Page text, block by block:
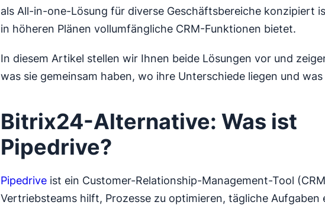
als All-in-one-Lösung für diverse Geschäftsbereiche konzipiert
in höheren Plänen vollumfängliche CRM-Funktionen bietet.
In diesem Artikel stellen wir Ihnen beide Lösungen vor und
was sie gemeinsam haben, wo ihre Unterschiede liegen und
Bitrix24-Alternative: Was ist
Pipedrive?
Pipedrive ist ein Customer-Relationship-Management-Tool
Vertriebsteams hilft, Prozesse zu optimieren, tägliche Aufgaben